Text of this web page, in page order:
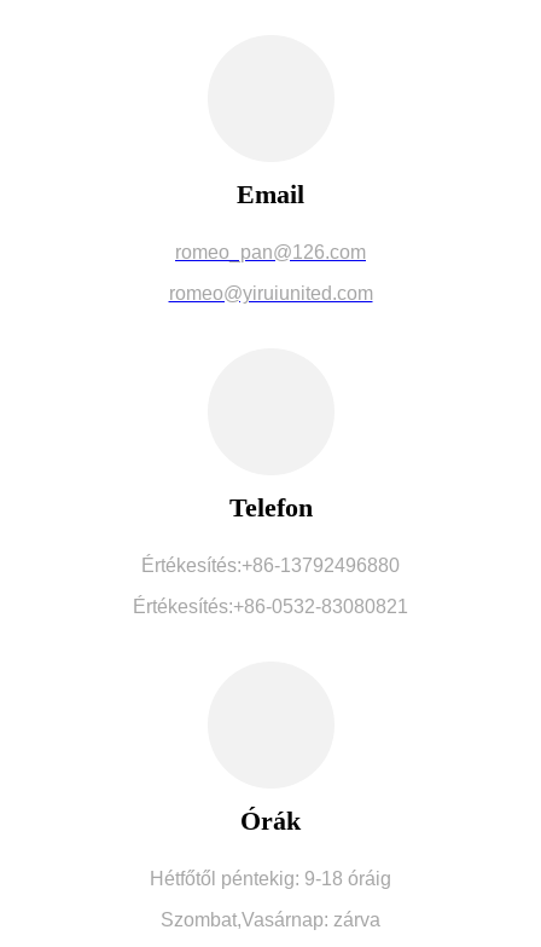
Email
romeo_pan@126.com
romeo@yiruiunited.com
Telefon
Értékesítés:+86-13792496880
Értékesítés:+86-0532-83080821
Órák
Hétfőtől péntekig: 9-18 óráig
Szombat,Vasárnap: zárva